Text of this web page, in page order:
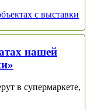
с выставки
нашей
в супермаркете,